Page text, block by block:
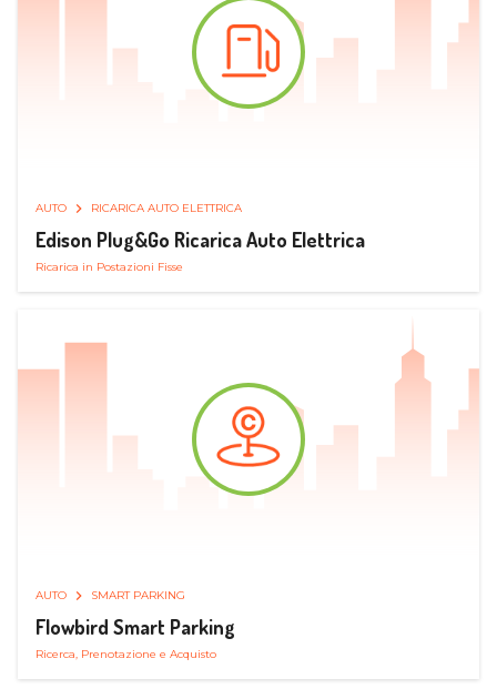
AUTO RICARICA AUTO ELETTRICA
Edison Plug&Go Ricarica Auto Elettrica
Ricarica in Postazioni Fisse
AUTO SMART PARKING
Flowbird Smart Parking
Ricerca, Prenotazione e Acquisto